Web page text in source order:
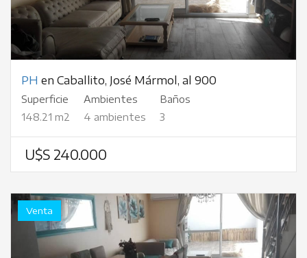
PH en Caballito, José Mármol, al 900
Superficie
148.21 m2
Ambientes
4 ambientes
Baños
3
U$S 240.000
Venta